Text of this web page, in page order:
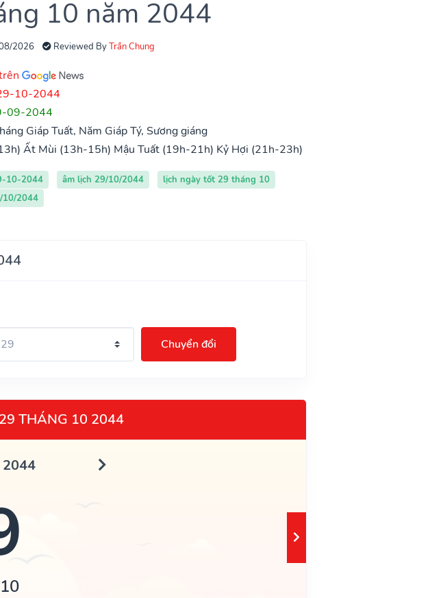
10 năm 2044
2026 Reviewed ByTrần Chung
10-2044
09-2044
Giáp Tuất, Năm Giáp Tý, Sương giáng
Ất Mùi (13h-15h) Mậu Tuất (19h-21h) Kỷ Hợi (21h-23h)
10-2044 âm lịch 29/10/2044
lịch ngày tốt 29 tháng 10
10/2044
Chuyển đổi
THÁNG 10 2044
2044